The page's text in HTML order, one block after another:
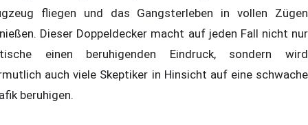
fliegen und das Gangsterleben in vollen Zügen
Dieser Doppeldecker macht auf jeden Fall nicht nur
einen beruhigenden Eindruck, sondern wird
auch viele Skeptiker in Hinsicht auf eine schwache
beruhigen.